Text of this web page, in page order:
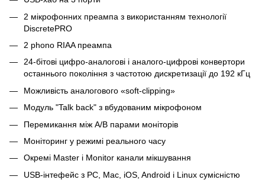
2 мікрофонних преампа з використанням технології
DiscretePRO
2 phono RIAA преампа
24-бітові цифро-аналогові і аналого-цифрові конвертори
останнього покоління з частотою дискретизації до 192 кГц
Можливість аналогового «soft-clipping»
Модуль "Talk back" з вбудованим мікрофоном
Перемикання між A/B парами моніторів
Моніторинг у режимі реального часу
Окремі Master і Monitor канали мікшування
USB-інтефейс з PC, Mac, iOS, Android і Linux сумісністю